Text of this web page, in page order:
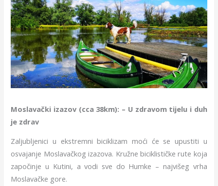
Moslavački izazov (cca 38km): – U zdravom tijelu i duh
je zdrav
Zaljubljenici u ekstremni biciklizam moći će se upustiti u
osvajanje Moslavačkog izazova. Kružne biciklističke rute koja
započinje u Kutini, a vodi sve do Humke – najvišeg vrha
Moslavačke gore.